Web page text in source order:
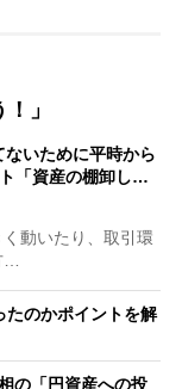
」
ないために平時から
「資産の棚卸し…
動いたり、取引環
たのかポイントを解
の「円資産への投